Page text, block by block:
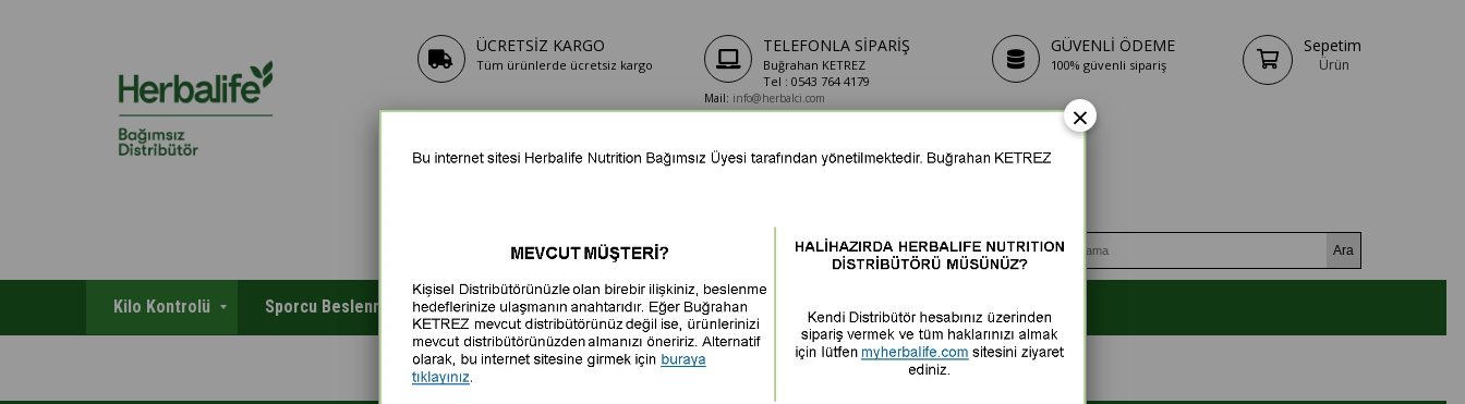
ÜCRETSIZ KARGO
Tüm ürünlerde ücretsiz kargo
TELEFONLA SIPARIŞ
Buğrahan KETREZ
Tel : 0543 764 4179
Mail: info@herbalci.com
Adres: İncirli Mah. Sezgin Cd. No:16/2
GÜVENLİ ÖDEME
100% güvenli sipariş
Sepetim
Ürün
Kilo Kontrolü Sporcu Beslenmesi Kişisel Bakım Shakerlar Kilo Kontrol Setleri Blog
×